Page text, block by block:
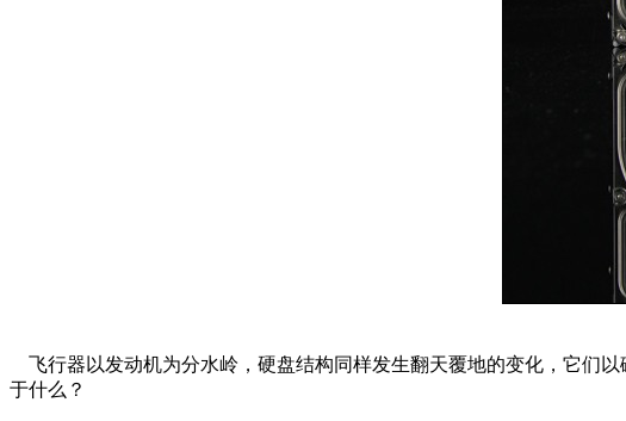
飞行器以发动机为分水岭，硬盘结构同样发生翻天覆地的变化，它们
于什么？